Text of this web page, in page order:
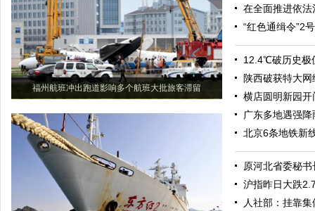
福州航班冲出跑道影响多个航班大批旅客滞留
在全面推进依
“红色通缉令”2
12.4℃破历史极
陕西破获特大
横店圆明新园
广东多地遇强降
北京6条地铁新
原河北省委秘
沪指昨日大跌
人社部：挂靠